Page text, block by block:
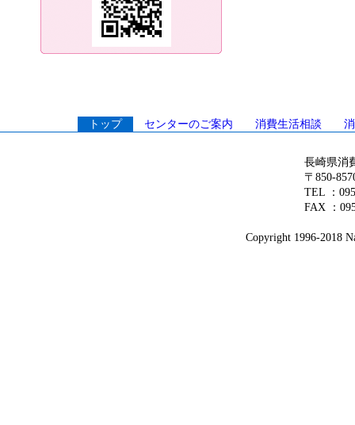
トップ センターのご案内 消費生活相談
長崎県消
〒850-
TEL ：
FAX ：
Copyright 1996-2018